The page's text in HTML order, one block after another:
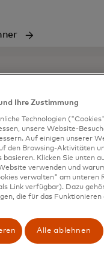
und
Ihre Zustimmung
Technologien
unsere Website-
Auf einigen unserer
den Browsing-Aktivitäten
Klicken Sie unten
verwenden und
verwalten" am unteren
Link verfügbar). Dazu
die für das
Alle ablehnen